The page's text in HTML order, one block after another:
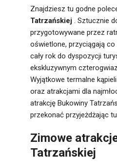
Znajdziesz tu godne
Tatrzańskiej . Sztucznie
przygotowywane przez
oświetlone, przyciągają
cały rok do dyspozycji
ekskluzywnym
Wyjątkowe termalne
oraz atrakcjami dla
atrakcję Bukowiny
przekonać przyjeżdżając
Zimowe
Tatrzańskiej